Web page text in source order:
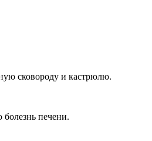
сковороду и кастрюлю.
печени.